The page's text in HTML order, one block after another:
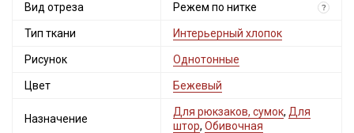
Вид отреза Режем по нитке ?
Тип ткани Интерьерный хлопок
Рисунок Однотонные
Цвет Бежевый
Назначение
Для рюкзаков, сумок, Для
штор, Обивочная